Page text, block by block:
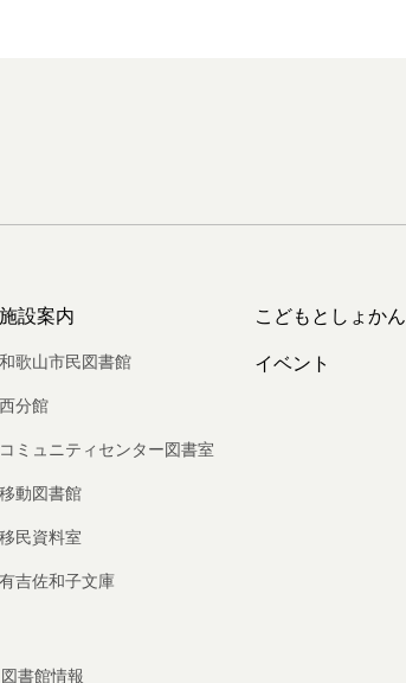
施設案内
和歌山市民図書館
西分館
コミュニティセンター図書室
移動図書館
移民資料室
有吉佐和子文庫
こどもとしょかん
イベント
図書館情報